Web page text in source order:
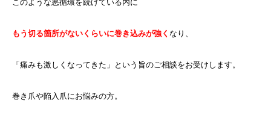
このような悪循環を続けている内に
もう切る箇所がないくらいに巻き込みが強く なり、
「痛みも激しくなってきた」という旨のご相談をお受けします。
巻き爪や陥入爪にお悩みの方。